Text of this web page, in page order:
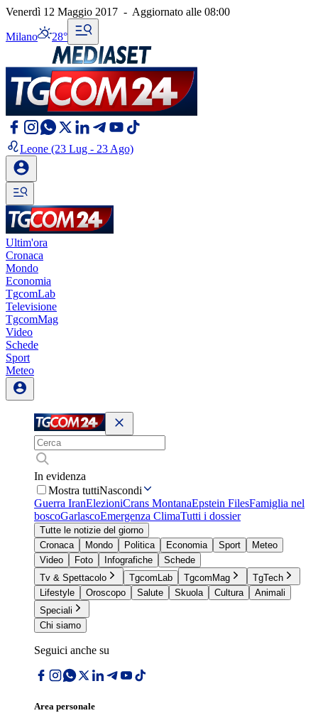
Venerdì 12 Maggio 2017 - Aggiornato alle 08:00
Milano 28°
Leone (23 Lug - 23 Ago)
Ultim'ora
Cronaca
Mondo
Economia
TgcomLab
Televisione
TgcomMag
Video
Schede
Sport
Meteo
In evidenza
Mostra tuttiNascondi
Guerra IranElezioniCrans MontanaEpstein FilesFamiglia nel
boscoGarlascoEmergenza ClimaTutti i dossier
Tutte le notizie del giorno
Cronaca
Mondo Politica Economia Sport
Meteo
Video
Foto Infografiche
Schede
Tv & Spettacolo
TgcomLab TgcomMag
TgTech
Lifestyle
Oroscopo Salute Skuola Cultura
Animali
Speciali
Chi siamo
Seguici anche su
Area personale